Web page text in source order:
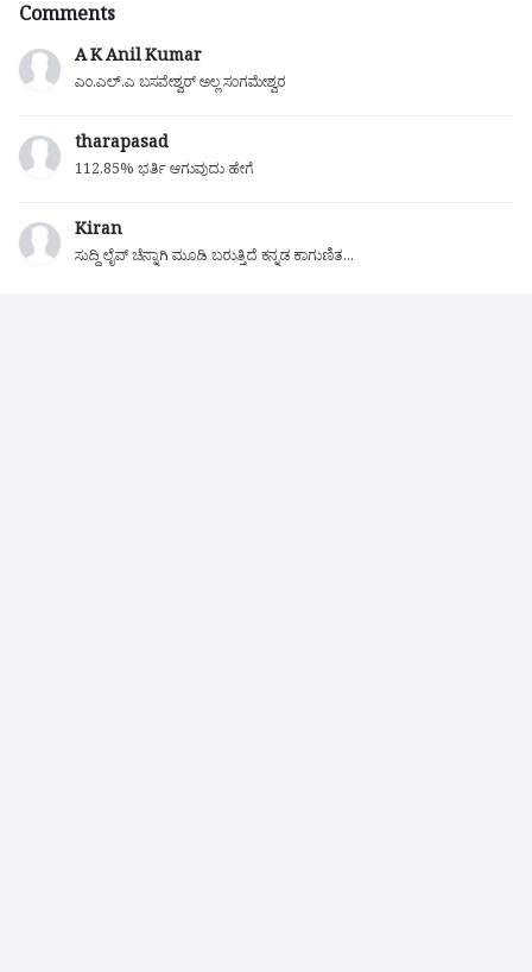
Comments
A K Anil Kumar
ಎಂ.ಎಲ್.ಎ ಬಸವೇಶ್ವರ್ ಅಲ್ಲ ಸಂಗಮೇಶ್ವರ
tharapasad
112.85% ಭರ್ತಿ ಆಗುವುದು ಹೇಗೆ
Kiran
ಸುದ್ದಿ ಲೈವ್ ಚೆನ್ನಾಗಿ ಮೂಡಿ ಬರುತ್ತಿದೆ ಕನ್ನಡ ಕಾಗುಣಿತ...